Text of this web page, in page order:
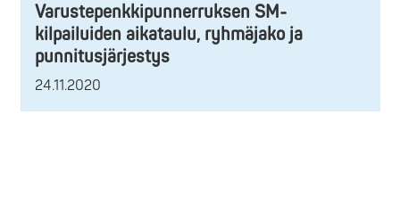
Varustepenkkipunnerruksen SM-
kilpailuiden aikataulu, ryhmäjako ja
punnitusjärjestys
24.11.2020